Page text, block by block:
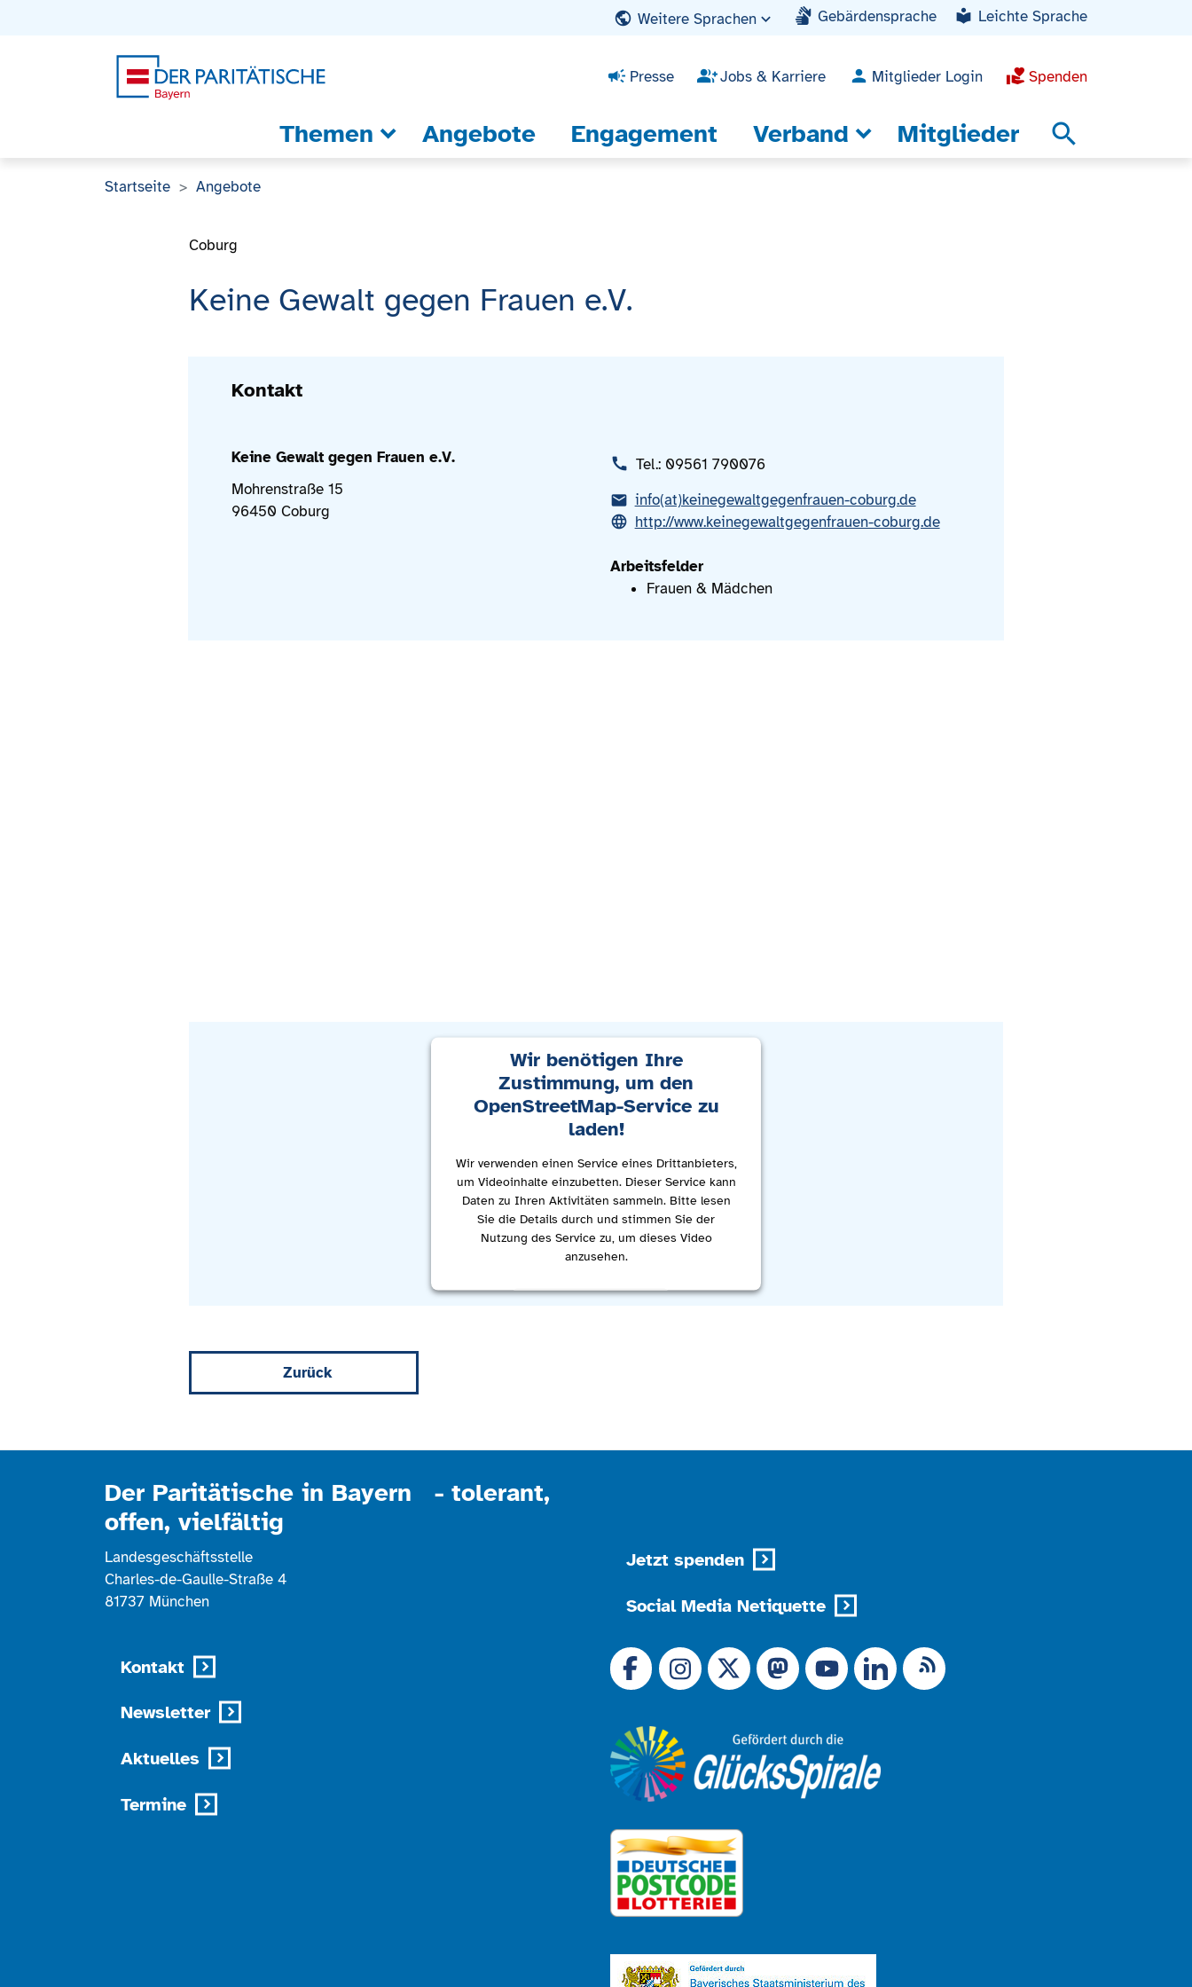
Weitere Sprachen Gebärdensprache Leichte Sprache
Presse Jobs & Karriere Mitglieder Login Spenden
Themen Angebote Engagement Verband Mitglieder search
Startseite Angebote
Keine Gewalt gegen Frauen e.V.
Coburg
Kontakt
Keine Gewalt gegen Frauen e.V.
Mohrenstraße 15
96450 Coburg
Tel.: 09561 790076
info(at)keinegewaltgegenfrauen-coburg.de
http://www.keinegewaltgegenfrauen-coburg.de
Arbeitsfelder
Frauen & Mädchen
Wir benötigen Ihre
Zustimmung, um den
OpenStreetMap-Service zu
laden!
Wir verwenden einen Service eines Drittanbieters,
um Videoinhalte einzubetten. Dieser Service kann
Daten zu Ihren Aktivitäten sammeln. Bitte lesen
Sie die Details durch und stimmen Sie der
Nutzung des Service zu, um dieses Video
anzusehen.
Zurück
Der Paritätische in Bayern - tolerant,
offen, vielfältig
Landesgeschäftsstelle
Charles-de-Gaulle-Straße 4
81737 München
Kontakt
Newsletter
Aktuelles
Termine
Jetzt spenden
Social Media Netiquette
Link zu X (Ex-Twitter)
RSS-Feed